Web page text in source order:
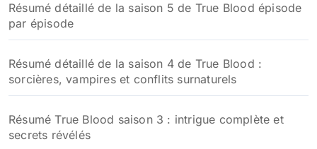
Résumé détaillé de la saison 5 de True Blood épisode
par épisode
Résumé détaillé de la saison 4 de True Blood :
sorcières, vampires et conflits surnaturels
Résumé True Blood saison 3 : intrigue complète et
secrets révélés